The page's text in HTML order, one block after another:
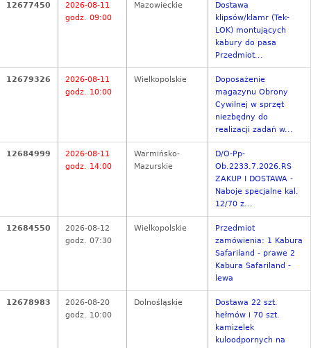
12677450
2026-08-11
godz. 09:00
Mazowieckie
Dostawa
klipsów/klamr (Tek-
LOK) montujących
kabury do pasa
Przedmiot...
12679326
2026-08-11
godz. 10:00
Wielkopolskie
Doposażenie
magazynu Obrony
Cywilnej w sprzęt
niezbędny do
realizacji zadań w...
12684999
2026-08-11
godz. 14:00
Warmińsko-
Mazurskie
D/O-Pp-
Ob.2233.7.2026.RS
ZAKUP I DOSTAWA -
Naboje specjalne kal.
12/70 z...
12684550
2026-08-12
godz. 07:30
Wielkopolskie
Przedmiot
zamówienia: 1 Kabura
Safariland - prawe 2
Kabura Safariland -
lewa
12678983
2026-08-20
godz. 10:00
Dolnośląskie
Dostawa 22 szt.
hełmów i 70 szt.
kamizelek
kuloodpornych na